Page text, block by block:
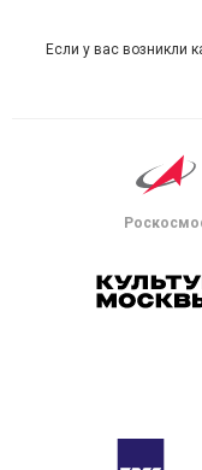
Если у вас возникли